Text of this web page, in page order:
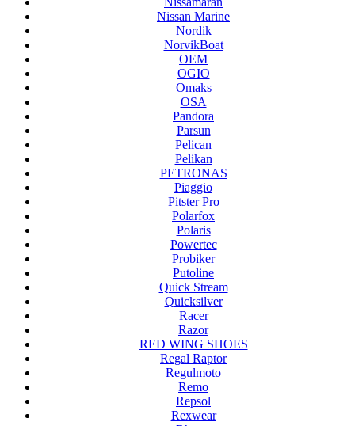
Nissan Marine
Nordik
NorvikBoat
OEM
OGIO
Omaks
OSA
Pandora
Parsun
Pelican
Pelikan
PETRONAS
Piaggio
Pitster Pro
Polarfox
Polaris
Powertec
Probiker
Putoline
Quick Stream
Quicksilver
Racer
Razor
RED WING SHOES
Regal Raptor
Regulmoto
Remo
Repsol
Rexwear